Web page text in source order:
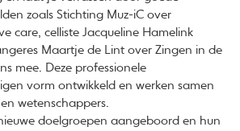
zoals Stichting Muz-iC over
care, celliste Jacqueline Hamelink
Maartje de Lint over Zingen in de
mee. Deze professionele
vorm ontwikkeld en werken samen
wetenschappers.
doelgroepen aangeboord en hun